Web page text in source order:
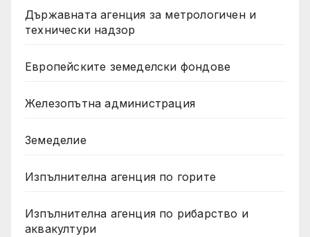
Държавната агенция за метрологичен и
технически надзор
Европейските земеделски фондове
Железопътна администрация
Земеделие
Изпълнителна агенция по горите
Изпълнителна агенция по рибарство и
аквакултури